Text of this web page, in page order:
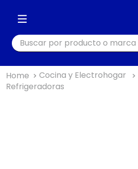
Buscar por producto o marca
Cocina y Electrohogar
Refrigeradoras
TÉRMINOS MÁS BUSCADOS
1.
cocina